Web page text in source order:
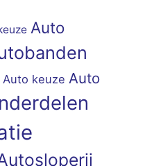
Auto
Auto keuze Auto